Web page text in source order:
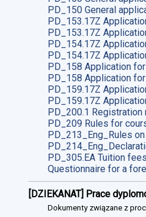
PD_150 General
PD_153.17Z
PD_153.17Z
PD_154.17Z
PD_154.17Z
PD_158 Application
PD_158 Application
PD_159.17Z
PD_159.17Z
PD_200.1
PD_209 Rules for
PD_213_Eng_Rules
PD_305.EA Tuition
Questionnaire for a
[DZIEKANAT] Prace
Dokumenty związane z